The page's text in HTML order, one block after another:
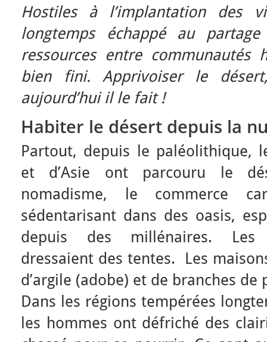
Hostiles à l’implantation des
longtemps échappé au
ressources entre communautés
bien fini. Apprivoiser le
aujourd’hui il le fait !
Habiter le désert depuis la
Partout, depuis le paléolithique,
et d’Asie ont parcouru le
nomadisme, le commerce
sédentarisant dans des oasis,
depuis des millénaires. Les
dressaient des tentes. Les
d’argile (adobe) et de branches de
Dans les régions tempérées
les hommes ont défriché des